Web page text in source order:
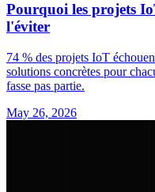
Pourquoi les projets
l'éviter
74 % des projets IoT
solutions concrètes pour
fasse pas partie.
May 26, 2026